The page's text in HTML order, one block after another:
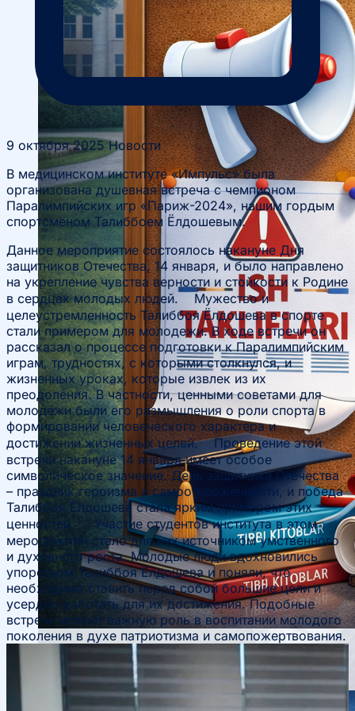
Научные конференции
Студенческое научное общество
Объявления
9 октября 2025Новости
В медицинском институте «Импульс» была
организована душевная встреча с чемпионом
Паралимпийских игр «Париж-2024», нашим гордым
спортсменом Талиббоем Ёлдошевым.
Данное мероприятие состоялось накануне Дня
защитников Отечества, 14 января, и было направлено
на укрепление чувства верности и стойкости к Родине
в сердцах молодых людей. Мужество и
целеустремленность Талиббоя Ёлдошева в спорте
стали примером для молодежи. В ходе встречи он
рассказал о процессе подготовки к Паралимпийским
играм, трудностях, с которыми столкнулся, и
жизненных уроках, которые извлек из их
преодоления. В частности, ценными советами для
молодежи были его размышления о роли спорта в
формировании человеческого характера и
достижении жизненных целей. Проведение этой
встречи накануне 14 января имеет особое
символическое значение. День защитника Отечества
– праздник героизма и самоотверженности, и победа
Талиббоя Ёлдошева стала ярким примером этих
ценностей. Участие студентов института в этом
мероприятии стало для них источником умственного
и духовного роста. Молодые люди вдохновились
упорством Талиббоя Ёлдошева и поняли, что
необходимо ставить перед собой большие цели и
усердно работать для их достижения. Подобные
встречи играют важную роль в воспитании молодого
поколения в духе патриотизма и самопожертвования.